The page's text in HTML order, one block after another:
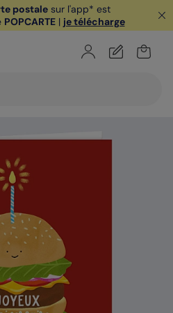
postale sur l'app* est
POPCARTE| je télécharge